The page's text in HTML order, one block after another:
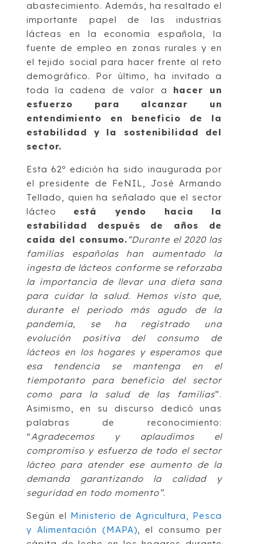
abastecimiento. Además, ha resaltado el
importante papel de las industrias
lácteas en la economía española, la
fuente de empleo en zonas rurales y en
el tejido social para hacer frente al reto
demográfico. Por último, ha invitado a
toda la cadena de valor a hacer un
esfuerzo para alcanzar un
entendimiento en beneficio de la
estabilidad y la sostenibilidad del
sector.
Esta 62º edición ha sido inaugurada por
el presidente de FeNIL, José Armando
Tellado, quien ha señalado que el sector
lácteo está yendo hacia la
estabilidad después de años de
caída del consumo. “Durante el 2020 las
familias españolas han aumentado la
ingesta de lácteos conforme se reforzaba
la importancia de llevar una dieta sana
para cuidar la salud. Hemos visto que,
durante el periodo más agudo de la
pandemia, se ha registrado una
evolución positiva del consumo de
lácteos en los hogares y esperamos que
esa tendencia se mantenga en el
tiempotanto para beneficio del sector
como para la salud de las familias”.
Asimismo, en su discurso dedicó unas
palabras de reconocimiento:
“Agradecemos y aplaudimos el
compromiso y esfuerzo de todo el sector
lácteo para atender ese aumento de la
demanda garantizando la calidad y
seguridad en todo momento”.
Según el Ministerio de Agricultura, Pesca
y Alimentación (MAPA), el consumo per